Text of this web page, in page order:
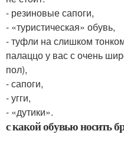
- резиновые сапоги,
- «туристическая» обувь,
- туфли на слишком
палаццо у вас с очень
пол),
- сапоги,
- угги,
- «дутики».
с какой обувью носить